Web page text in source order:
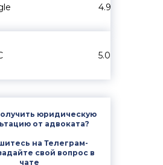
4.9
5.0
юридическую
от адвоката?
на Телеграм-
свой вопрос в
чате